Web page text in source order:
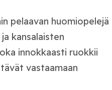
pelaavan huomiopelejä
kansalaisten
innokkaasti ruokkii
vastaamaan